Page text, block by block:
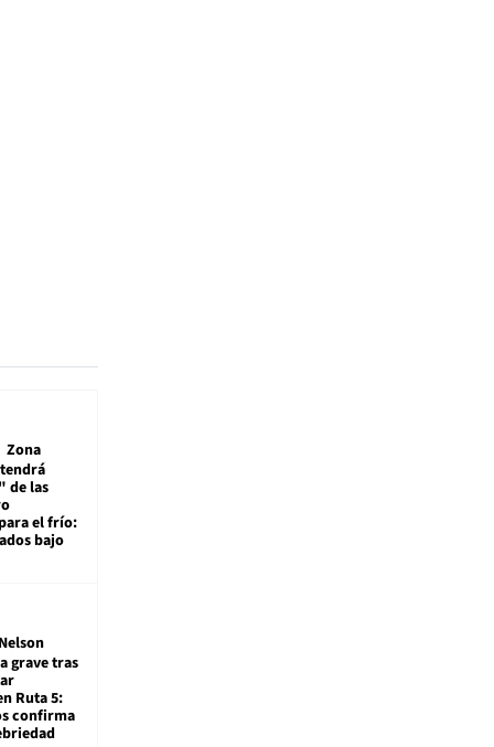
Zona
de las
el frío:
bajo
Nelson
grave tras
Ruta 5:
confirma